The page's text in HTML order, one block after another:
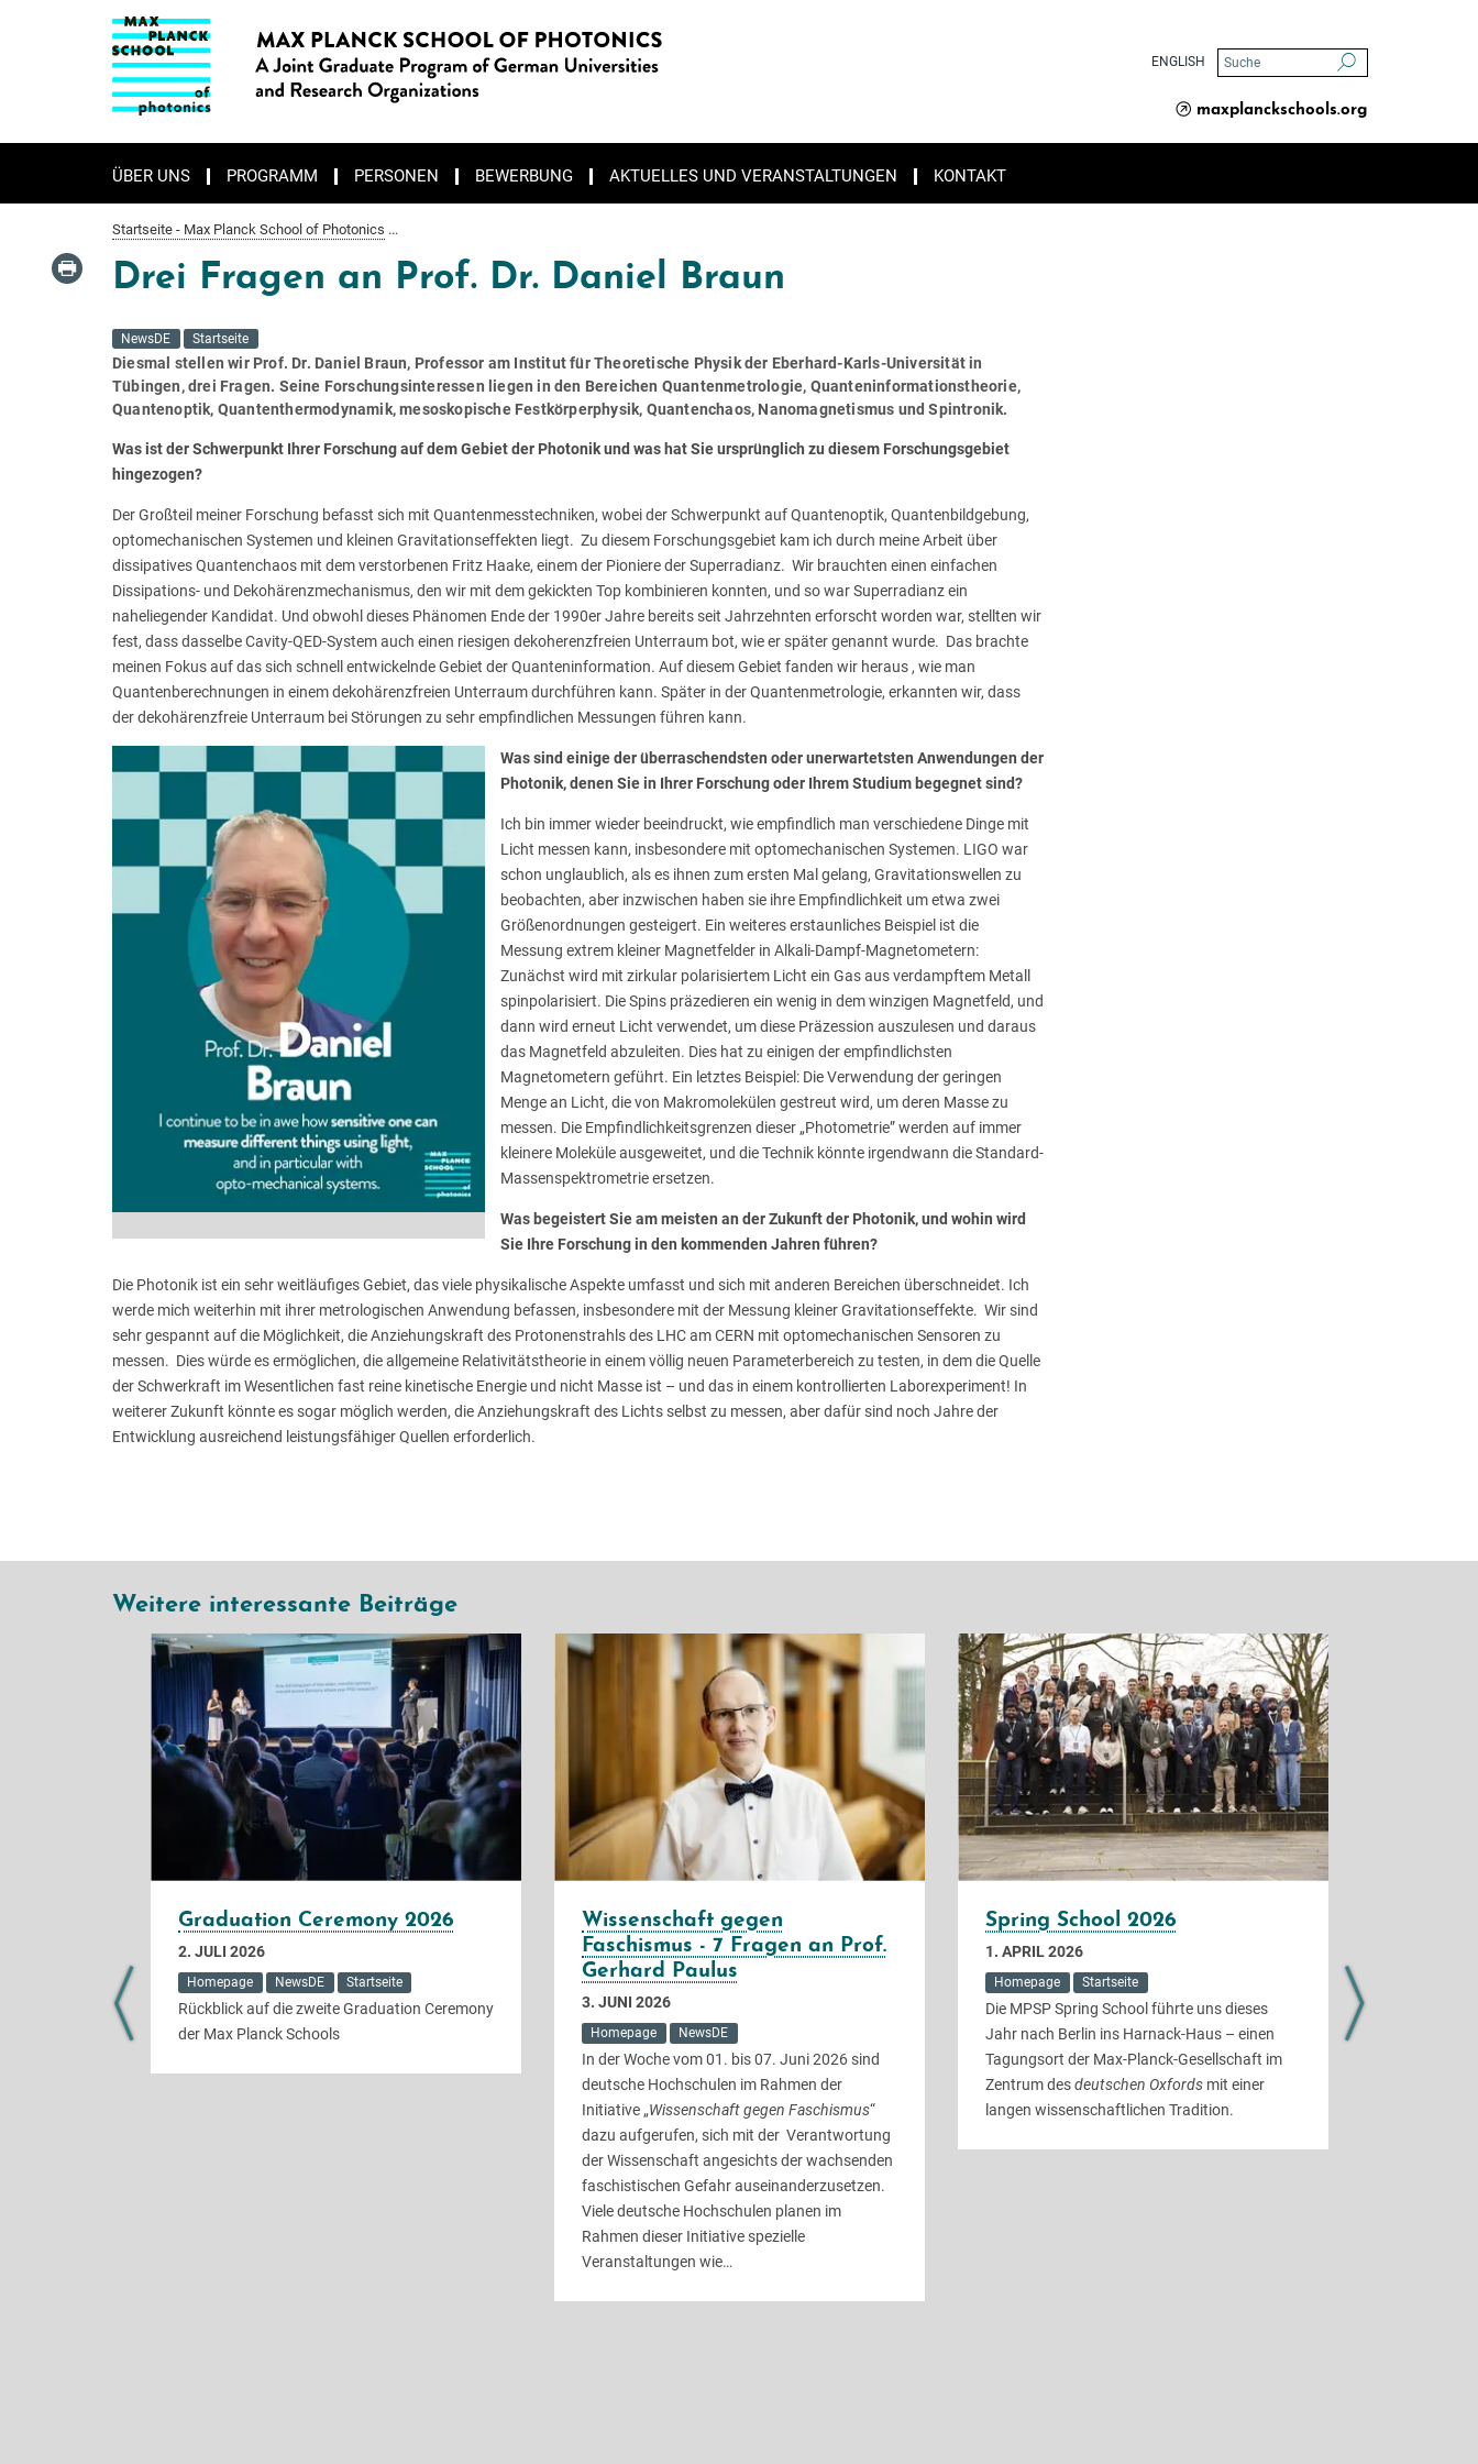
ENGLISH
maxplanckschools.org
ÜBER UNS PROGRAMM PERSONEN BEWERBUNG AKTUELLES UND VERANSTALTUNGEN KONTAKT
Startseite - Max Planck School of Photonics
Drei Fragen an Prof. Dr. Daniel Braun
NewsDE Startseite
Diesmal stellen wir Prof. Dr. Daniel Braun, Professor am Institut für Theoretische Physik der Eberhard-Karls-Universität in
Tübingen, drei Fragen. Seine Forschungsinteressen liegen in den Bereichen Quantenmetrologie, Quanteninformationstheorie,
Quantenoptik, Quantenthermodynamik, mesoskopische Festkörperphysik, Quantenchaos, Nanomagnetismus und Spintronik.
Was ist der Schwerpunkt Ihrer Forschung auf dem Gebiet der Photonik und was hat Sie ursprünglich zu diesem Forschungsgebiet
hingezogen?
Der Großteil meiner Forschung befasst sich mit Quantenmesstechniken, wobei der Schwerpunkt auf Quantenoptik, Quantenbildgebung,
optomechanischen Systemen und kleinen Gravitationseffekten liegt. Zu diesem Forschungsgebiet kam ich durch meine Arbeit über
dissipatives Quantenchaos mit dem verstorbenen Fritz Haake, einem der Pioniere der Superradianz. Wir brauchten einen einfachen
Dissipations- und Dekohärenzmechanismus, den wir mit dem gekickten Top kombinieren konnten, und so war Superradianz ein
naheliegender Kandidat. Und obwohl dieses Phänomen Ende der 1990er Jahre bereits seit Jahrzehnten erforscht worden war, stellten wir
fest, dass dasselbe Cavity-QED-System auch einen riesigen dekoherenzfreien Unterraum bot, wie er später genannt wurde. Das brachte
meinen Fokus auf das sich schnell entwickelnde Gebiet der Quanteninformation. Auf diesem Gebiet fanden wir heraus , wie man
Quantenberechnungen in einem dekohärenzfreien Unterraum durchführen kann. Später in der Quantenmetrologie, erkannten wir, dass
der dekohärenzfreie Unterraum bei Störungen zu sehr empfindlichen Messungen führen kann.
Was sind einige der überraschendsten oder unerwartetsten Anwendungen der
Photonik, denen Sie in Ihrer Forschung oder Ihrem Studium begegnet sind?
Ich bin immer wieder beeindruckt, wie empfindlich man verschiedene Dinge mit
Licht messen kann, insbesondere mit optomechanischen Systemen. LIGO war
schon unglaublich, als es ihnen zum ersten Mal gelang, Gravitationswellen zu
beobachten, aber inzwischen haben sie ihre Empfindlichkeit um etwa zwei
Größenordnungen gesteigert. Ein weiteres erstaunliches Beispiel ist die
Messung extrem kleiner Magnetfelder in Alkali-Dampf-Magnetometern:
Zunächst wird mit zirkular polarisiertem Licht ein Gas aus verdampftem Metall
spinpolarisiert. Die Spins präzedieren ein wenig in dem winzigen Magnetfeld, und
dann wird erneut Licht verwendet, um diese Präzession auszulesen und daraus
das Magnetfeld abzuleiten. Dies hat zu einigen der empfindlichsten
Magnetometern geführt. Ein letztes Beispiel: Die Verwendung der geringen
Menge an Licht, die von Makromolekülen gestreut wird, um deren Masse zu
messen. Die Empfindlichkeitsgrenzen dieser „Photometrie” werden auf immer
kleinere Moleküle ausgeweitet, und die Technik könnte irgendwann die Standard-
Massenspektrometrie ersetzen.
Was begeistert Sie am meisten an der Zukunft der Photonik, und wohin wird
Sie Ihre Forschung in den kommenden Jahren führen?
Die Photonik ist ein sehr weitläufiges Gebiet, das viele physikalische Aspekte umfasst und sich mit anderen Bereichen überschneidet. Ich
werde mich weiterhin mit ihrer metrologischen Anwendung befassen, insbesondere mit der Messung kleiner Gravitationseffekte. Wir sind
sehr gespannt auf die Möglichkeit, die Anziehungskraft des Protonenstrahls des LHC am CERN mit optomechanischen Sensoren zu
messen. Dies würde es ermöglichen, die allgemeine Relativitätstheorie in einem völlig neuen Parameterbereich zu testen, in dem die Quelle
der Schwerkraft im Wesentlichen fast reine kinetische Energie und nicht Masse ist – und das in einem kontrollierten Laborexperiment! In
weiterer Zukunft könnte es sogar möglich werden, die Anziehungskraft des Lichts selbst zu messen, aber dafür sind noch Jahre der
Entwicklung ausreichend leistungsfähiger Quellen erforderlich.
Weitere interessante Beiträge
Graduation Ceremony 2026
2. JULI 2026
Homepage NewsDE Startseite
Rückblick auf die zweite Graduation Ceremony
der Max Planck Schools
Wissenschaft gegen
Faschismus - 7 Fragen an Prof.
Gerhard Paulus
3. JUNI 2026
Homepage NewsDE
In der Woche vom 01. bis 07. Juni 2026 sind
deutsche Hochschulen im Rahmen der
Initiative „Wissenschaft gegen Faschismus“
dazu aufgerufen, sich mit der Verantwortung
der Wissenschaft angesichts der wachsenden
faschistischen Gefahr auseinanderzusetzen.
Viele deutsche Hochschulen planen im
Rahmen dieser Initiative spezielle
Veranstaltungen wie…
Spring School 2026
1. APRIL 2026
Homepage Startseite
Die MPSP Spring School führte uns dieses
Jahr nach Berlin ins Harnack-Haus – einen
Tagungsort der Max-Planck-Gesellschaft im
Zentrum desdeutschen Oxfords mit einer
langen wissenschaftlichen Tradition.